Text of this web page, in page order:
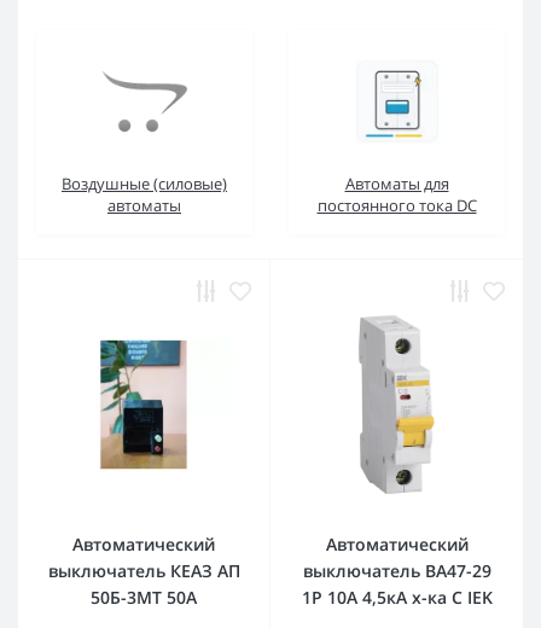
Воздушные (силовые)
автоматы
Автоматы для
постоянного тока DC
Автоматический
выключатель КЕАЗ АП
50Б-3МТ 50А
Автоматический
выключатель ВА47-29
1Р 10А 4,5кА х-ка C IEK